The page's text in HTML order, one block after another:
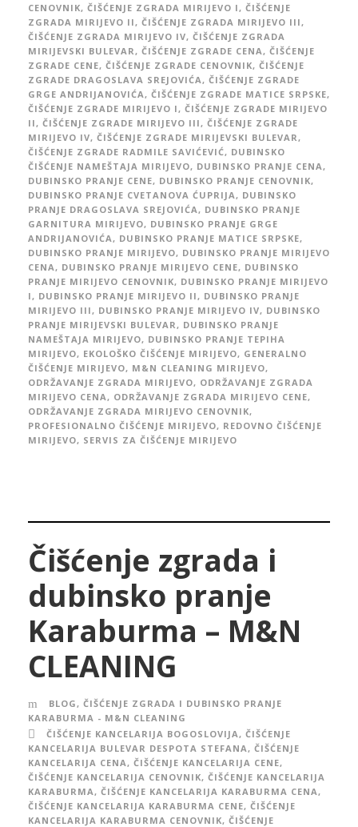
CENOVNIK, ČIŠĆENJE ZGRADA MIRIJEVO I , ČIŠĆENJE
ZGRADA MIRIJEVO II , ČIŠĆENJE ZGRADA MIRIJEVO III ,
ČIŠĆENJE ZGRADA MIRIJEVO IV, ČIŠĆENJE ZGRADA
MIRIJEVSKI BULEVAR , ČIŠĆENJE ZGRADE CENA , ČIŠĆENJE
ZGRADE CENE, ČIŠĆENJE ZGRADE CENOVNIK, ČIŠĆENJE
ZGRADE DRAGOSLAVA SREJOVIĆA , ČIŠĆENJE ZGRADE
GRGE ANDRIJANOVIĆA , ČIŠĆENJE ZGRADE MATICE SRPSKE,
ČIŠĆENJE ZGRADE MIRIJEVO I , ČIŠĆENJE ZGRADE MIRIJEVO
II , ČIŠĆENJE ZGRADE MIRIJEVO III , ČIŠĆENJE ZGRADE
MIRIJEVO IV, ČIŠĆENJE ZGRADE MIRIJEVSKI BULEVAR ,
ČIŠĆENJE ZGRADE RADMILE SAVIĆEVIĆ, DUBINSKO
ČIŠĆENJE NAMEŠTAJA MIRIJEVO, DUBINSKO PRANJE CENA ,
DUBINSKO PRANJE CENE, DUBINSKO PRANJE CENOVNIK,
DUBINSKO PRANJE CVETANOVA ĆUPRIJA , DUBINSKO
PRANJE DRAGOSLAVA SREJOVIĆA , DUBINSKO PRANJE
GARNITURA MIRIJEVO, DUBINSKO PRANJE GRGE
ANDRIJANOVIĆA , DUBINSKO PRANJE MATICE SRPSKE,
DUBINSKO PRANJE MIRIJEVO, DUBINSKO PRANJE MIRIJEVO
CENA , DUBINSKO PRANJE MIRIJEVO CENE, DUBINSKO
PRANJE MIRIJEVO CENOVNIK, DUBINSKO PRANJE MIRIJEVO
I , DUBINSKO PRANJE MIRIJEVO II , DUBINSKO PRANJE
MIRIJEVO III , DUBINSKO PRANJE MIRIJEVO IV, DUBINSKO
PRANJE MIRIJEVSKI BULEVAR , DUBINSKO PRANJE
NAMEŠTAJA MIRIJEVO, DUBINSKO PRANJE TEPIHA
MIRIJEVO, EKOLOŠKO ČIŠĆENJE MIRIJEVO, GENERALNO
ČIŠĆENJE MIRIJEVO, M&N CLEANING MIRIJEVO,
ODRŽAVANJE ZGRADA MIRIJEVO, ODRŽAVANJE ZGRADA
MIRIJEVO CENA , ODRŽAVANJE ZGRADA MIRIJEVO CENE,
ODRŽAVANJE ZGRADA MIRIJEVO CENOVNIK,
PROFESIONALNO ČIŠĆENJE MIRIJEVO, REDOVNO ČIŠĆENJE
MIRIJEVO, SERVIS ZA ČIŠĆENJE MIRIJEVO
Čišćenje zgrada i
dubinsko pranje
Karaburma – M&N
CLEANING
BLOG , ČIŠĆENJE ZGRADA I DUBINSKO PRANJE
KARABURMA - M&N CLEANING
ČIŠĆENJE KANCELARIJA BOGOSLOVIJA , ČIŠĆENJE
KANCELARIJA BULEVAR DESPOTA STEFANA , ČIŠĆENJE
KANCELARIJA CENA , ČIŠĆENJE KANCELARIJA CENE,
ČIŠĆENJE KANCELARIJA CENOVNIK, ČIŠĆENJE KANCELARIJA
KARABURMA , ČIŠĆENJE KANCELARIJA KARABURMA CENA ,
ČIŠĆENJE KANCELARIJA KARABURMA CENE, ČIŠĆENJE
KANCELARIJA KARABURMA CENOVNIK, ČIŠĆENJE